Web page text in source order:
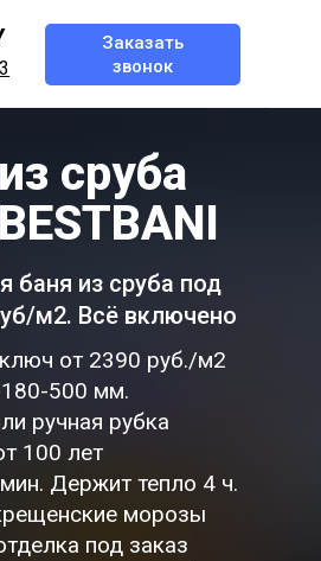
Заказать
звонок
баня из сруба под
м2. Всё включено
от 2390 руб./м2
500 мм.
ручная рубка
100 лет
Держит тепло 4 ч.
морозы
под заказ
сруба